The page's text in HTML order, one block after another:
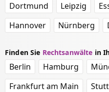
Dortmund
Leipzig
Hannover
Nürnberg
Finden Sie Rechtsanwälte in
Berlin Hamburg
Frankfurt am Main